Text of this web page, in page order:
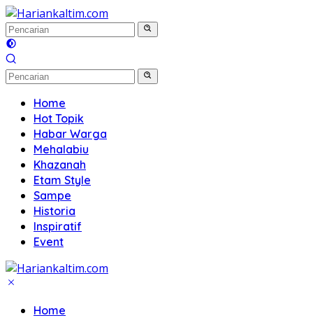
Langsung
ke
konten
Home
Hot Topik
Habar Warga
Mehalabiu
Khazanah
Etam Style
Sampe
Historia
Inspiratif
Event
Home